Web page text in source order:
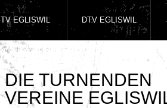
DIE TURNENDEN
VEREINE
TV EGLISWIL DTV EGLISWIL